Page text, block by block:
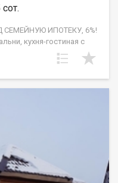
СЕМЕЙНУЮ ИПОТЕКУ, 6%!
кухня-гостиная с
техническое
проведён тёплый
- септик. Санфаянс,
Утеплённый фундамент.
участок, площадь - 5
автобусы ездят по
имеет 3 выезда
и через